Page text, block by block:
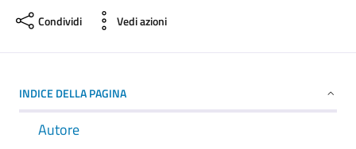
Condividi Vedi azioni
INDICE DELLA PAGINA
Autore